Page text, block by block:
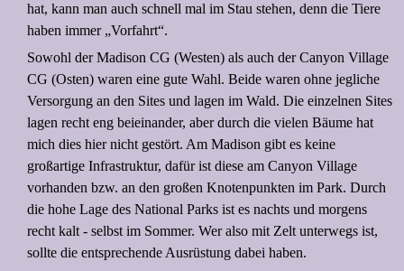
hat, kann man auch schnell mal im Stau stehen, denn die Tiere
haben immer „Vorfahrt“.
Sowohl der Madison CG (Westen) als auch der Canyon Village
CG (Osten) waren eine gute Wahl. Beide waren ohne jegliche
Versorgung an den Sites und lagen im Wald. Die einzelnen Sites
lagen recht eng beieinander, aber durch die vielen Bäume hat
mich dies hier nicht gestört. Am Madison gibt es keine
großartige Infrastruktur, dafür ist diese am Canyon Village
vorhanden bzw. an den großen Knotenpunkten im Park. Durch
die hohe Lage des National Parks ist es nachts und morgens
recht kalt - selbst im Sommer. Wer also mit Zelt unterwegs ist,
sollte die entsprechende Ausrüstung dabei haben.